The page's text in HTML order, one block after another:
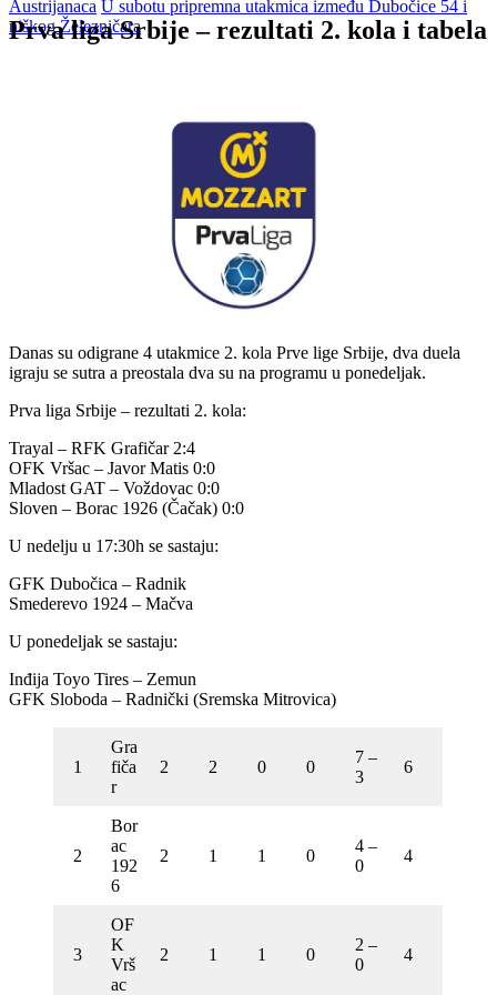
Austrijanaca U subotu pripremna utakmica između Dubočice 54 i
niškog Železničara
Prva liga Srbije – rezultati 2. kola i tabela
Danas su odigrane 4 utakmice 2. kola Prve lige Srbije, dva duela
igraju se sutra a preostala dva su na programu u ponedeljak.
Prva liga Srbije – rezultati 2. kola:
Trayal – RFK Grafičar 2:4
OFK Vršac – Javor Matis 0:0
Mladost GAT – Voždovac 0:0
Sloven – Borac 1926 (Čačak) 0:0
U nedelju u 17:30h se sastaju:
GFK Dubočica – Radnik
Smederevo 1924 – Mačva
U ponedeljak se sastaju:
Inđija Toyo Tires – Zemun
GFK Sloboda – Radnički (Sremska Mitrovica)
1
Gra
fiča
r
2 2 0 0
7 –
3
6
2
Bor
ac
192
6
2 1 1 0
4 –
0
4
3
OF
K
Vrš
ac
2 1 1 0
2 –
0
4